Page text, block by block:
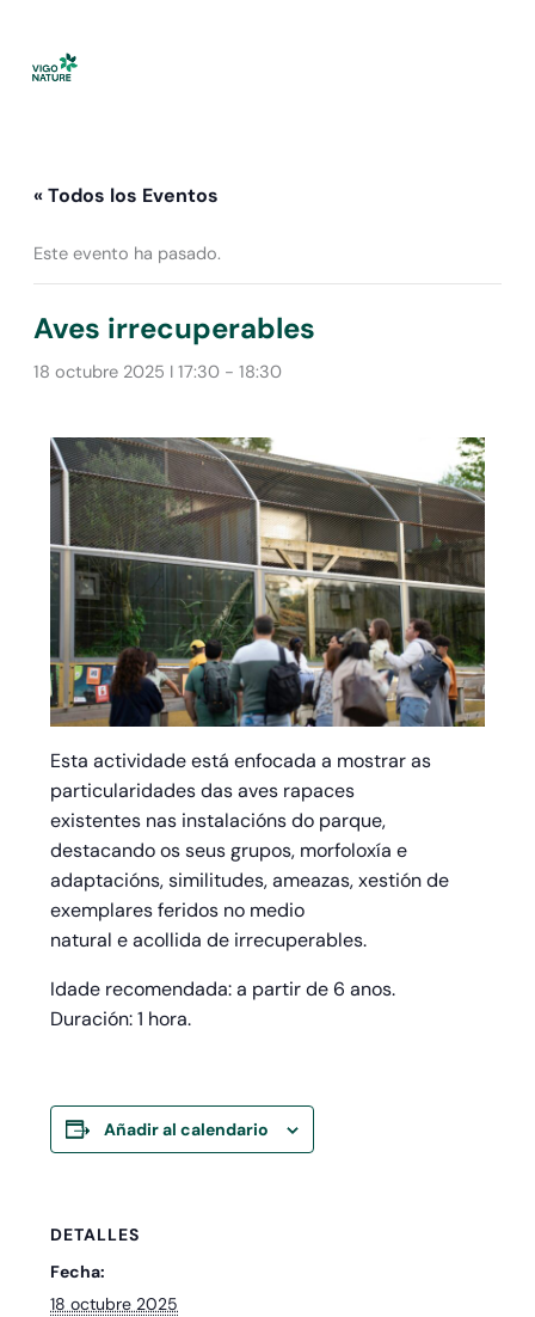
contenido
« Todos los Eventos
Este evento ha pasado.
Aves irrecuperables
18 octubre 2025 I 17:30- 18:30
Esta actividade está enfocada a mostrar as
particularidades das aves rapaces
existentes nas instalacións do parque,
destacando os seus grupos, morfoloxía e
adaptacións, similitudes, ameazas, xestión de
exemplares feridos no medio
natural e acollida de irrecuperables.
Idade recomendada: a partir de 6 anos.
Duración: 1 hora.
Añadir al calendario
DETALLES
Fecha:
18 octubre 2025